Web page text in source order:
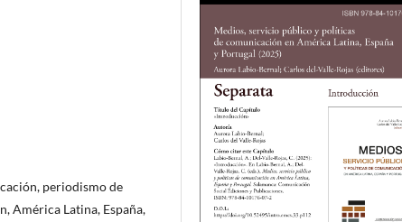
periodismo de
América Latina, España,